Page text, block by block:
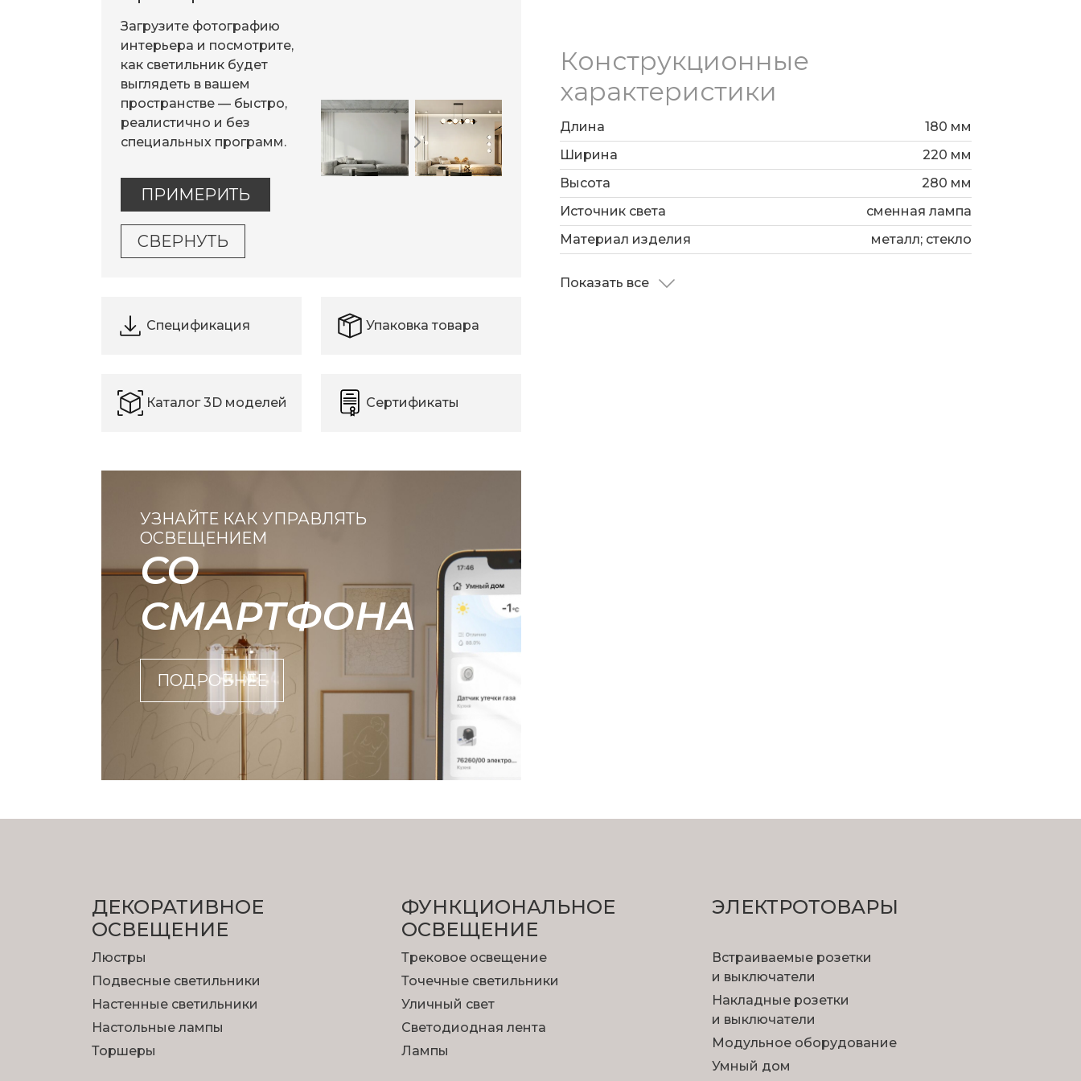
Загрузите фотографию
интерьера и посмотрите,
как светильник будет
выглядеть в вашем
пространстве — быстро,
реалистично и без
специальных программ.
ПРИМЕРИТЬ
СВЕРНУТЬ
Спецификация Упаковка товара
Каталог 3D моделей Сертификаты
УЗНАЙТЕ КАК УПРАВЛЯТЬ
ОСВЕЩЕНИЕМ
СО
СМАРТФОНА
ПОДРОБНЕЕ
Конструкционные
характеристики
Длина
180 мм
Ширина
220 мм
Высота
280 мм
Источник света
сменная лампа
Материал изделия
металл; стекло
Показать все
ДЕКОРАТИВНОЕ
ОСВЕЩЕНИЕ
Люстры
Подвесные светильники
Настенные светильники
Настольные лампы
Торшеры
ФУНКЦИОНА­ЛЬНОЕ
ОСВЕЩЕНИЕ
Трековое освещение
Точечные светильники
Уличный свет
Светодиодная лента
Лампы
ЭЛЕКТРОТОВАРЫ
Встраиваемые розетки
и выключатели
Накладные розетки
и выключатели
Модульное оборудование
Умный дом